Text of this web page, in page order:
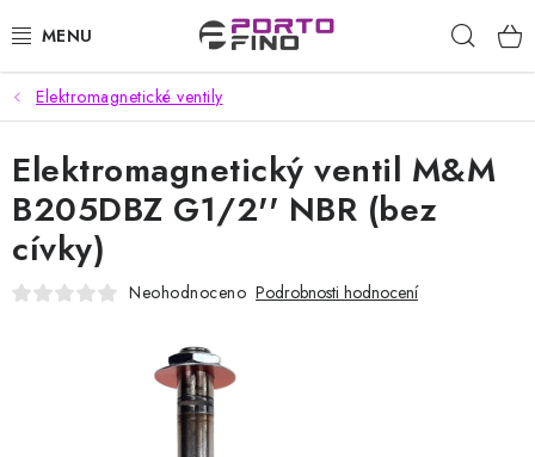
na
CHEMIE A PÉČE O VOZIDLA
PŘÍSLUŠENSTVÍ A ND K AUTOMYČKÁM
VYSOKOTLAKÉ A ČISTÍCÍ STROJE
VYSAVAČE, TEPOVAČE
DOMÁCNOST A ZAHRADA
Elektromagnetické ventily
Elektromagnetický ventil M&M
B205DBZ G1/2'' NBR (bez
cívky)
Neohodnoceno Podrobnosti hodnocení